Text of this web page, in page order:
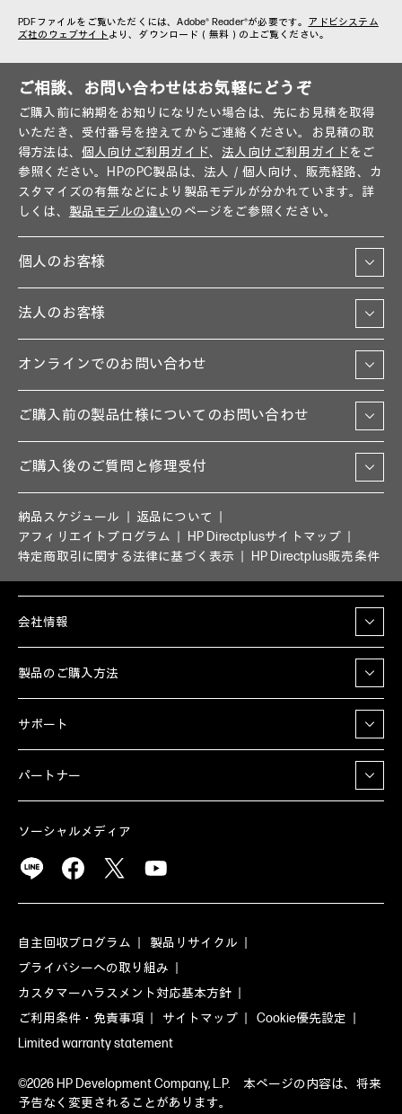
PDFファイルをご覧いただくには、Adobe® Reader®が必要です。 アドビシステム
ズ社のウェブサイト より、ダウンロード（無料）の上ご覧ください。
ご相談、お問い合わせはお気軽にどうぞ
ご購入前に納期をお知りになりたい場合は、先にお見積を取得
いただき、受付番号を控えてからご連絡ください。お見積の取
得方法は、 個人向けご利用ガイド、 法人向けご利用ガイドをご
参照ください。HPのPC製品は、法人／個人向け、販売経路、カ
スタマイズの有無などにより製品モデルが分かれています。詳
しくは、 製品モデルの違いのページをご参照ください。
個人のお客様
法人のお客様
オンラインでのお問い合わせ
ご購入前の製品仕様についてのお問い合わせ
ご購入後のご質問と修理受付
納品スケジュール
返品について
アフィリエイトプログラム
HP Directplusサイトマップ
特定商取引に関する法律に基づく表示
HP Directplus販売条件
会社情報
製品のご購入方法
サポート
パートナー
ソーシャルメディア
自主回収プログラム
製品リサイクル
プライバシーへの取り組み
カスタマーハラスメント対応基本方針
ご利用条件・免責事項
サイトマップ
Cookie優先設定
Limited warranty statement
©2026 HP Development Company, L.P. 本ページの内容は、将来
予告なく変更されることがあります。